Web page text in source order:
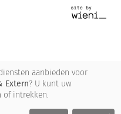
Site
by
aanbieden voor
Extern? U kunt uw
intrekken.